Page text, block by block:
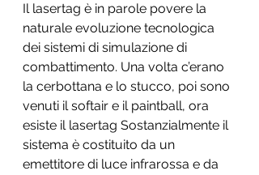
Il lasertag è in parole povere la
naturale evoluzione tecnologica
dei sistemi di simulazione di
combattimento. Una volta c’erano
la cerbottana e lo stucco, poi sono
venuti il softair e il paintball, ora
esiste il lasertag Sostanzialmente il
sistema è costituito da un
emettitore di luce infrarossa e da